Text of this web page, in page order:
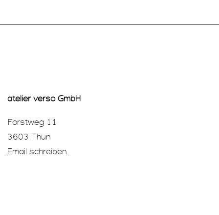
atelier verso GmbH
Forstweg 11
3603 Thun
Email schreiben